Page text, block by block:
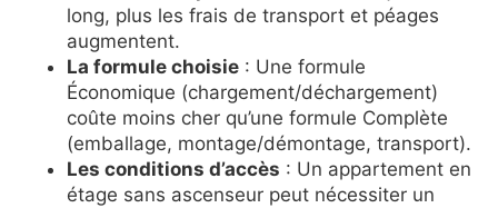
long, plus les frais de transport et péages
augmentent.
La formule choisie: Une formule
Économique (chargement/déchargement)
coûte moins cher qu’une formule Complète
(emballage, montage/démontage, transport).
Les conditions d’accès : Un appartement en
étage sans ascenseur peut nécessiter un